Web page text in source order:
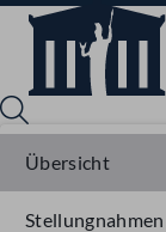
Übersicht
Stellungnahmen